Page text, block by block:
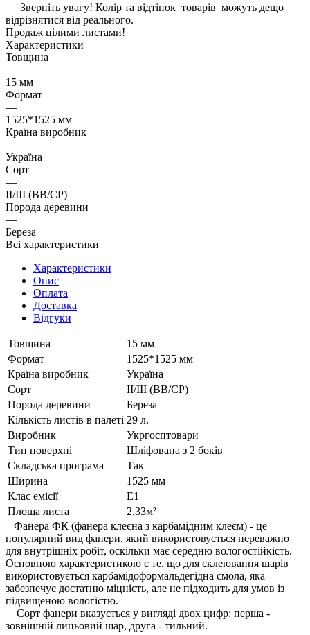
Зверніть увагу! Колір та відтінок товарів можуть дещо
відрізнятися від реального.
Продаж цілими листами!
Характеристики
Товщина
—
15 мм
Формат
—
1525*1525 мм
Країна виробник
—
Україна
Cорт
—
II/III (BB/CP)
Порода деревини
—
Береза
Всі характеристики
Характеристики
Опис
Оплата
Доставка
Відгуки
Товщина
15 мм
Формат
1525*1525 мм
Країна виробник
Україна
Cорт
II/III (BB/CP)
Порода деревини
Береза
Кількість листів в палеті 29 л.
Виробник
Укргосптовари
Тип поверхні
Шліфована з 2 боків
Складська програма
Так
Ширина
1525 мм
Клас емісії
E1
Площа листа
2,33м²
Фанера ФК (фанера клеєна з карбамідним клеєм) - це
популярний вид фанери, який використовується переважно
для внутрішніх робіт, оскільки має середню вологостійкість.
Основною характеристикою є те, що для склеювання шарів
використовується карбамідоформальдегідна смола, яка
забезпечує достатню міцність, але не підходить для умов із
підвищеною вологістю.
Сорт фанери вказується у вигляді двох цифр: перша -
зовнішній лицьовий шар, друга - тильний.